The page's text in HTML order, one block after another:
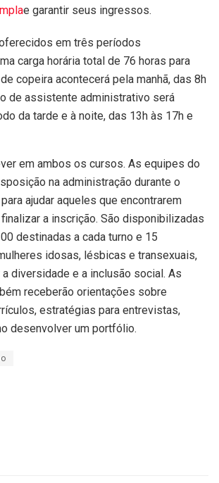
e garantir seus ingressos.
em três períodos
carga horária total de 76 horas para
copeira acontecerá pela manhã, das 8h
de assistente administrativo será
da tarde e à noite, das 13h às 17h e
em ambos os cursos. As equipes do
na administração durante o
ajudar aqueles que encontrarem
a inscrição. São disponibilizadas
destinadas a cada turno e 15
idosas, lésbicas e transexuais,
diversidade e a inclusão social. As
receberão orientações sobre
estratégias para entrevistas,
desenvolver um portfólio.